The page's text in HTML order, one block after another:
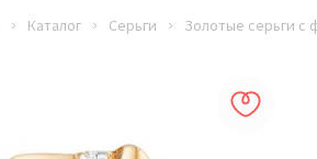
Каталог Серьги Золотые серьги с